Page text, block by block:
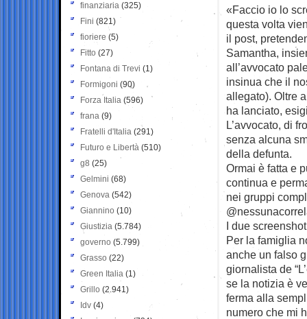
«Faccio io lo
questa volta
il post,
Samantha,
all’avvocato
insinua che il
allegato). Oltre
ha lanciato,
L’avvocato, di
senza alcuna
della defunta.
Ormai è fatta e
continua e
nei gruppi
I due
Per la famiglia
anche un falso
giornalista de
se la notizia è
ferma alla
numero che mi
finanziaria (325)
Fini (821)
fioriere (5)
Fitto (27)
Fontana di Trevi (1)
Formigoni (90)
Forza Italia (596)
frana (9)
Fratelli d'Italia (291)
Futuro e Libertà (510)
g8 (25)
Gelmini (68)
Genova (542)
Giannino (10)
Giustizia (5.784)
governo (5.799)
Grasso (22)
Green Italia (1)
Grillo (2.941)
Idv (4)